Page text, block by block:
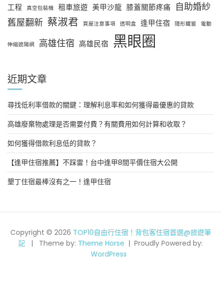
工程
真空包裝機 租車旅遊 美甲沙龍 膝蓋關節疼痛
自助婚紗
舊屋翻新 蔡淑君 買屋注意事項 透明盒 逢甲住宿 隱形鐵窗 電動
伸縮遮陽網 高雄住宿 高雄民宿 黑眼圈
近期文章
尋找低利率借款的關鍵：理解利息率和如何獲得最優惠的貸款
高雄廢棄物處理是否需要付費？有關費用如何計算和收取？
如何獲得借款利息低的貸款？
【逢甲住宿推薦】不踩雷！台中逢甲8間平價住宿大公開
墾丁住宿最棒沒有之一！逢甲住宿
Copyright © 2026 TOP10自由行住宿！背包客住宿首選@旅遊筆
記
Theme by: Theme Horse
Proudly Powered by:
WordPress